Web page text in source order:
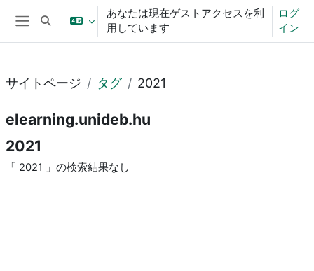
メインコンテンツへスキップする
サイドパネル
検索入力に切り替える
あなたは現在ゲストアクセスを利
用しています
ログ
イン
サイトページ タグ 2021
elearning.unideb.hu
2021
「 2021 」の検索結果なし